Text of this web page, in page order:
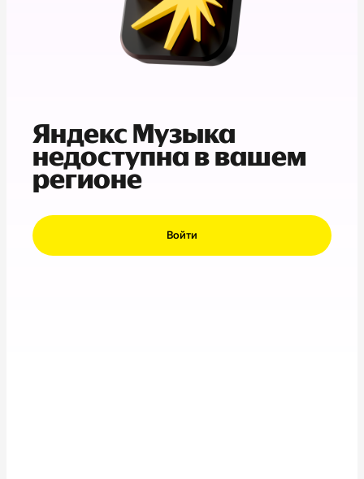
Яндекс Музыка
недоступна в вашем
регионе
Войти